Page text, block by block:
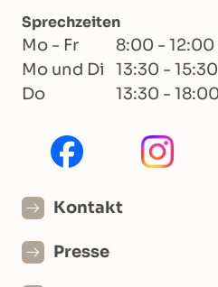
Sprechzeiten
Mo - Fr
8:00 - 12:00
Mo und Di
13:30 -
Do
13:30 -
Kontakt
Presse